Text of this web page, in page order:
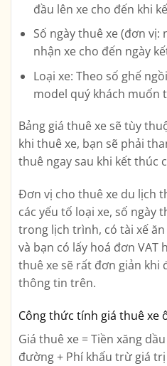
đầu lên xe cho đến khi
Số ngày thuê xe (đơn vị:
nhận xe cho đến ngày
Loại xe: Theo số ghế
model quý khách muốn
Bảng giá thuê xe sẽ tùy
khi thuê xe, bạn sẽ phải
thuê ngay sau khi kết thúc
Đơn vị cho thuê xe du lịch
các yếu tố loại xe, số ngày
trong lịch trình, có tài xế
và bạn có lấy hoá đơn VAT
thuê xe sẽ rất đơn giản khi
thông tin trên.
Công thức tính giá thuê xe
Giá thuê xe = Tiền xăng
đường + Phí khấu trừ giá trị